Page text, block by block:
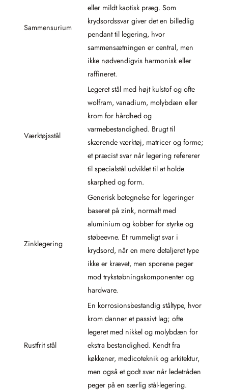
Sammensurium
eller mildt kaotisk præg. Som
krydsordssvar giver det en billedlig
pendant til legering, hvor
sammensætningen er central, men
ikke nødvendigvis harmonisk eller
raffineret.
Værktøjsstål
Legeret stål med højt kulstof og ofte
wolfram, vanadium, molybdæn eller
krom for hårdhed og
varmebestandighed. Brugt til
skærende værktøj, matricer og forme;
et præcist svar når legering refererer
til specialstål udviklet til at holde
skarphed og form.
Zinklegering
Generisk betegnelse for legeringer
baseret på zink, normalt med
aluminium og kobber for styrke og
støbeevne. Et rummeligt svar i
krydsord, når en mere detaljeret type
ikke er krævet, men sporene peger
mod trykstøbningskomponenter og
hardware.
Rustfrit stål
En korrosionsbestandig ståltype, hvor
krom danner et passivt lag; ofte
legeret med nikkel og molybdæn for
ekstra bestandighed. Kendt fra
køkkener, medicoteknik og arkitektur,
men også et godt svar når ledetråden
peger på en særlig stål-legering.